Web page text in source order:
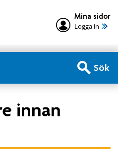
Mina sidor
Logga in
Sök
innan